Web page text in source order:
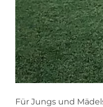
Für Jungs und